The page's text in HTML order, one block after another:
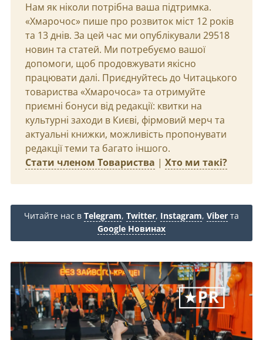
Нам як ніколи потрібна ваша підтримка.
«Хмарочос» пише про розвиток міст 12 років
та 13 днів. За цей час ми опублікували 29518
новин та статей. Ми потребуємо вашої
допомоги, щоб продовжувати якісно
працювати далі. Приєднуйтесь до Читацького
товариства «Хмарочоса» та отримуйте
приємні бонуси від редакції: квитки на
культурні заходи в Києві, фірмовий мерч та
актуальні книжки, можливість пропонувати
редакції теми та багато іншого.
Стати членом Товариства | Хто ми такі?
Читайте нас в Telegram, Twitter, Instagram, Viber та
Google Новинах